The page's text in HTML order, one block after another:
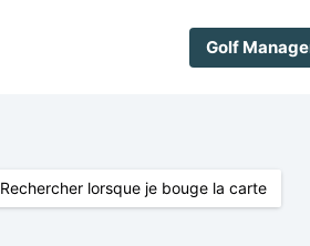
Golf
Rechercher lorsque je bouge la carte